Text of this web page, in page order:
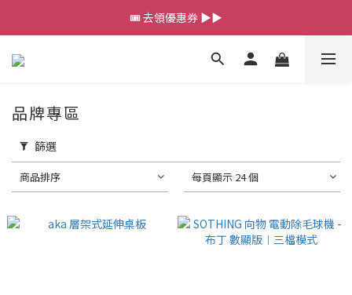
💰新會員送 $88 購物金
🎟️ 去領優惠券 ▶▶
品牌專區
篩選
商品排序 每頁顯示 24 個